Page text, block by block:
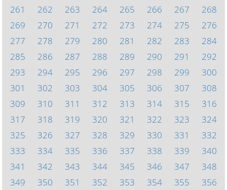
261
262 263 264 265 266 267
268
269
270 271 272 273 274 275
276
277
278 279 280 281 282 283
284
285
286 287 288 289 290 291
292
293
294 295 296 297 298 299
300
301
302 303 304 305 306 307
308
309
310 311 312 313 314 315
316
317
318 319 320 321 322 323
324
325
326 327 328 329 330 331
332
333
334 335 336 337 338 339
340
341
342 343 344 345 346 347
348
349
350 351 352 353 354 355 356